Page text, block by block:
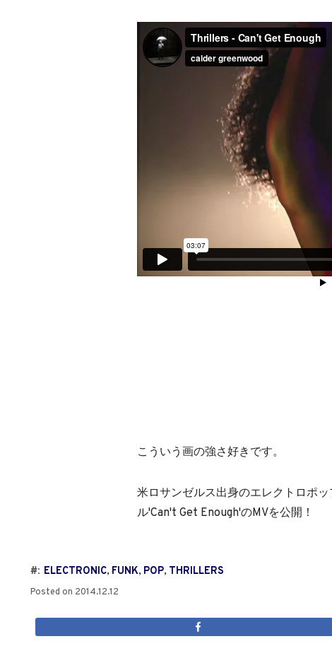
こういう画の強さ好きです。
米ロサンゼルス出身のエレクトロポ
ル'Can't Get Enough'のMVを公開！
#: ELECTRONIC, FUNK, POP, THRILLERS
Posted on 2014.12.12